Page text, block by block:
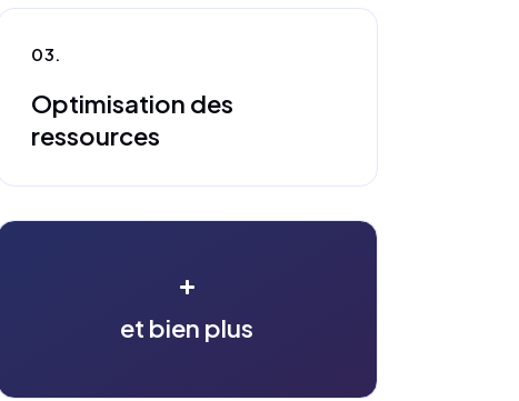
03.
Optimisation des
ressources
et bien plus